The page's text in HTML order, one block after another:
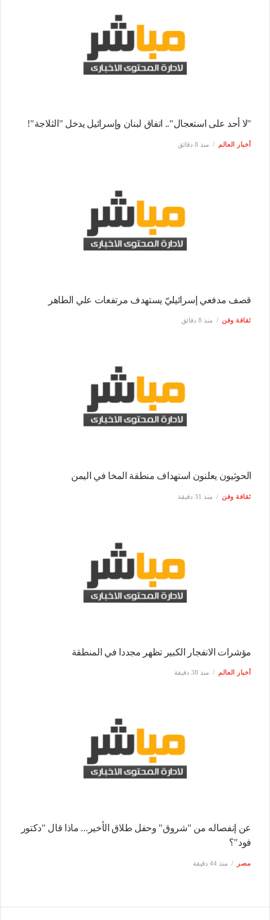
"لا أحد على استعجال".. اتفاق لبنان وإسرائيل يدخل "الثلاجة"!
أخبار العالم منذ 8 دقائق
قصف مدفعي إسرائيليّ يستهدف مرتفعات علي الطاهر
ثقافة وفن منذ 8 دقائق
الحوثيون يعلنون استهداف منطقة المخا في اليمن
ثقافة وفن منذ 31 دقيقة
مؤشرات الانفجار الكبير تظهر مجددا في المنطقة
أخبار العالم منذ 38 دقيقة
عن إنفصاله من "شروق" وحفل طلاق الأخير... ماذا قال "دكتور
فود"؟
مصر منذ 44 دقيقة